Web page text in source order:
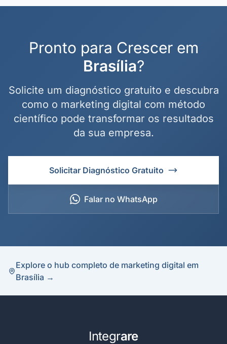
Pronto para Crescer em
Brasília?
Solicite um diagnóstico gratuito e descubra
como o marketing digital com método
científico pode transformar os resultados
da sua empresa.
Solicitar Diagnóstico Gratuito
Falar no WhatsApp
Explore o hub completo de marketing digital em
Brasília →
Integrare